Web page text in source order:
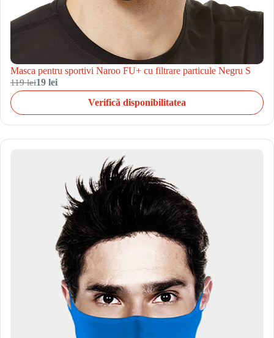
Masca pentru sportivi Naroo FU+ cu filtrare particule Negru S
119 lei19 lei
Verifică disponibilitatea